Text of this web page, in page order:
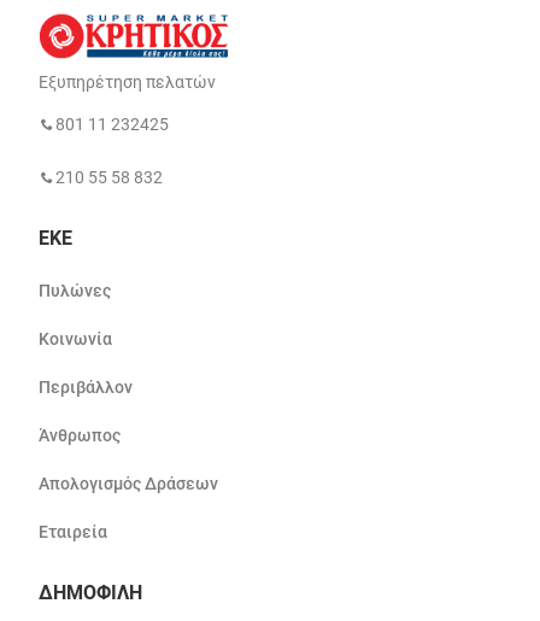
Εξυπηρέτηση πελατών
801 11 232425
210 55 58 832
ΕΚΕ
Πυλώνες
Κοινωνία
Περιβάλλον
Άνθρωπος
Απολογισμός Δράσεων
Εταιρεία
ΔΗΜΟΦΙΛΗ